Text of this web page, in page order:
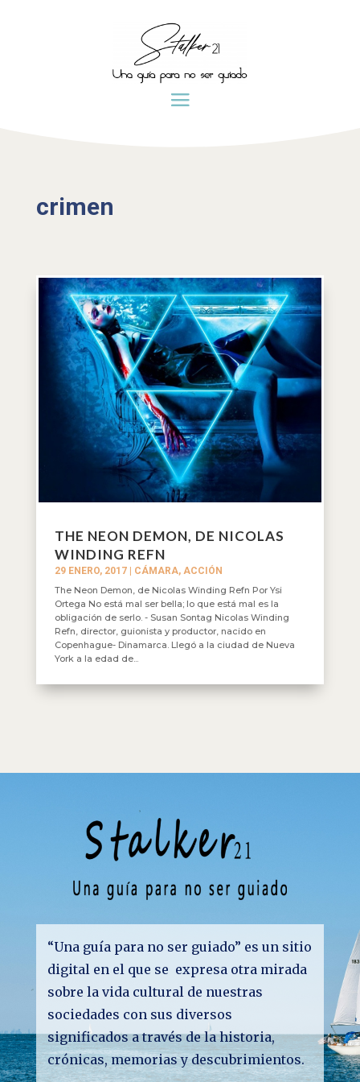
crimen
THE NEON DEMON, DE NICOLAS
WINDING REFN
29 ENERO, 2017| CÁMARA, ACCIÓN
The Neon Demon, de Nicolas Winding Refn Por Ysi
Ortega No está mal ser bella; lo que está mal es la
obligación de serlo. - Susan Sontag Nicolas Winding
Refn, director, guionista y productor, nacido en
Copenhague- Dinamarca. Llegó a la ciudad de Nueva
York a la edad de...
“Una guía para no ser guiado” es un sitio
digital en el que se expresa otra mirada
sobre la vida cultural de nuestras
sociedades con sus diversos
significados a través de la historia,
crónicas, memorias y descubrimientos.